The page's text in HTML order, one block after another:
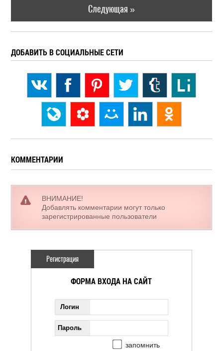
Следующая »
ДОБАВИТЬ В СОЦИАЛЬНЫЕ СЕТИ
КОММЕНТАРИИ
ВНИМАНИЕ!
Добавлять комментарии могут только
зарегистрированные пользователи
Регистрация
ФОРМА ВХОДА НА САЙТ
Логин
Пароль
запомнить